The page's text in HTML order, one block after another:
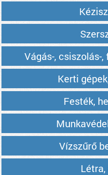
Vágás-, csiszolás-
Kerti
Festék,
Vízszűrő